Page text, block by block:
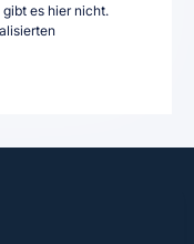
es hier nicht.